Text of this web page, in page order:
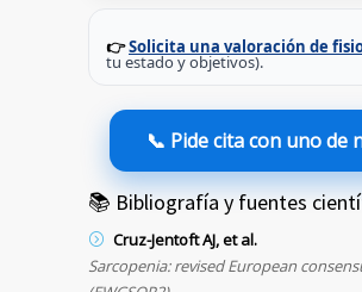
👉Solicita una valoración de
tu estado y objetivos).
📞 Pide cita con uno
📚 Bibliografía y fuentes
Cruz-Jentoft AJ, et al.
Sarcopenia: revised European